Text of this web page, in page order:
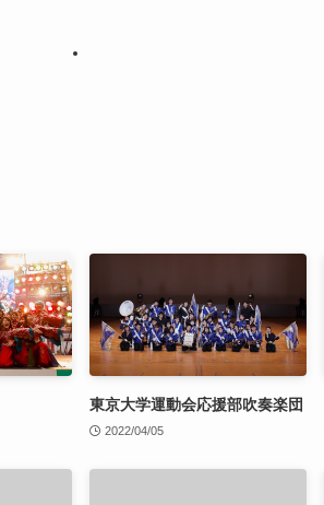
東京大学運動会応援部吹奏楽団
2022/04/05